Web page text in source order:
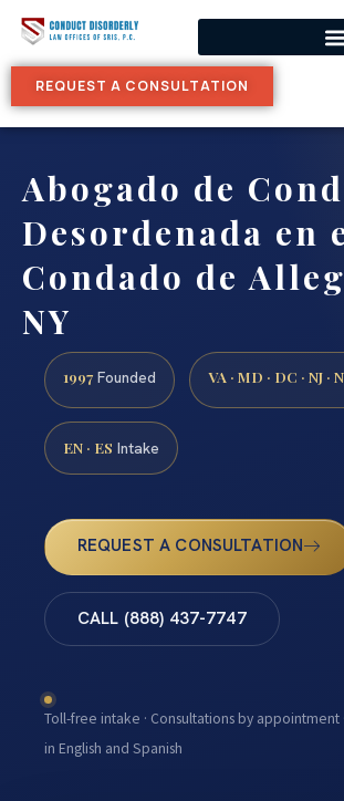
REQUEST A CONSULTATION
Abogado de
Desordenada en
Condado de
NY
1997 Founded VA · MD · DC · NJ ·
EN · ES Intake
REQUEST A CONSULTATION
CALL (888) 437-7747
Toll-free intake · Consultations by appointment
in English and Spanish